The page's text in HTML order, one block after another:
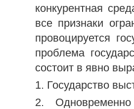
конкурентная
все признаки
провоцируется
проблема
состоит в явно
1. Государство
2. Одновременно